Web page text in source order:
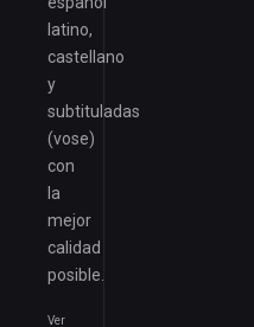
latino,
castellano
y
subtituladas
(vose)
con
la
mejor
calidad
posible.
Ver